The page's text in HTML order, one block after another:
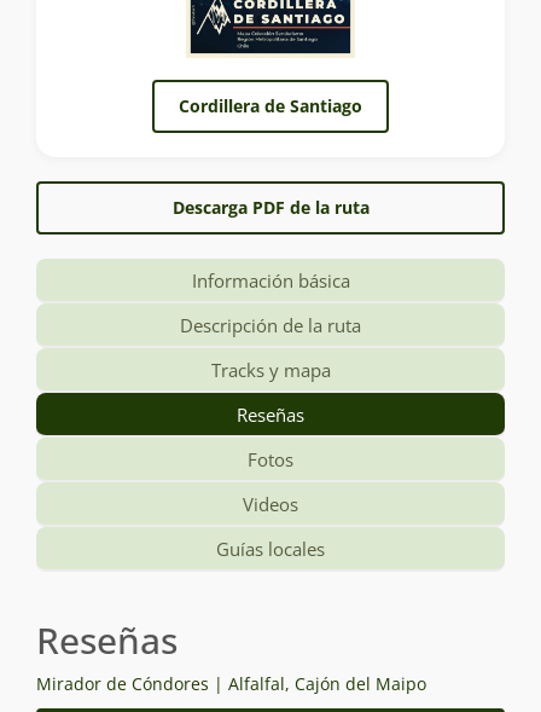
Cordillera de Santiago
Descarga PDF de la ruta
Información básica
Descripción de la ruta
Tracks y mapa
Reseñas
Fotos
Videos
Guías locales
Reseñas
Mirador de Cóndores | Alfalfal, Cajón del Maipo